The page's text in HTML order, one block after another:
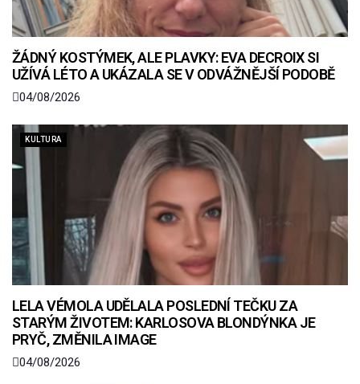
ŽÁDNÝ KOSTÝMEK, ALE PLAVKY: EVA DECROIX SI
UŽÍVÁ LÉTO A UKÁZALA SE V ODVÁŽNĚJŠÍ PODOBĚ
04/08/2026
KULTURA
LELA VÉMOLA UDĚLALA POSLEDNÍ TEČKU ZA
STARÝM ŽIVOTEM: KARLOSOVA BLONDÝNKA JE
PRYČ, ZMĚNILA IMAGE
04/08/2026